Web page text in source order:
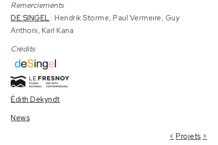
Remerciements
DE SINGEL : Hendrik Storme, Paul Vermeire, Guy
Anthoni, Karl Kana
Crédits
Édith Dekyndt
News
< Projets >